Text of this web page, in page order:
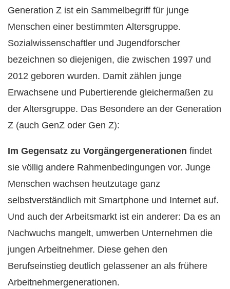
Generation Z ist ein Sammelbegriff für junge
Menschen einer bestimmten Altersgruppe.
Sozialwissenschaftler und Jugendforscher
bezeichnen so diejenigen, die zwischen 1997 und
2012 geboren wurden. Damit zählen junge
Erwachsene und Pubertierende gleichermaßen zu
der Altersgruppe. Das Besondere an der Generation
Z (auch GenZ oder Gen Z):
Im Gegensatz zu Vorgängergenerationen findet
sie völlig andere Rahmenbedingungen vor. Junge
Menschen wachsen heutzutage ganz
selbstverständlich mit Smartphone und Internet auf.
Und auch der Arbeitsmarkt ist ein anderer: Da es an
Nachwuchs mangelt, umwerben Unternehmen die
jungen Arbeitnehmer. Diese gehen den
Berufseinstieg deutlich gelassener an als frühere
Arbeitnehmergenerationen.